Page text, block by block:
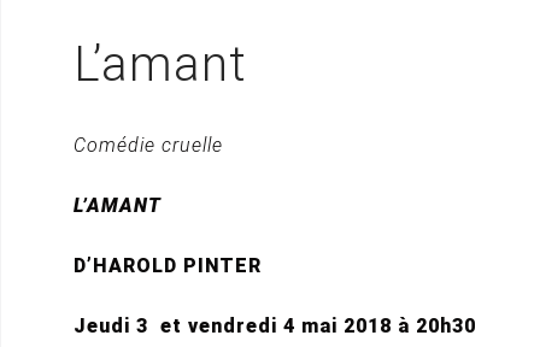
L’amant
Comédie cruelle
L’AMANT
D’HAROLD PINTER
Jeudi 3 et vendredi 4 mai 2018 à 20h30